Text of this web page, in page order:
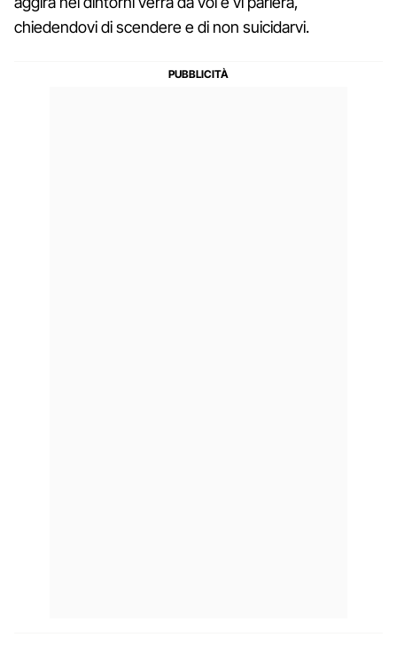
chiedendovi di scendere e di non suicidarvi.